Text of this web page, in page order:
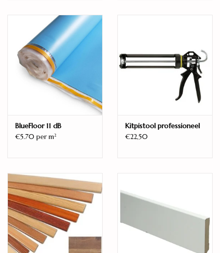
hoomline Laminaat Optima V4 - Nelson 885
Optima V4 is zeer fraai met zijn matte afwerking en natuurlijke
look. Deze vloer is geschikt voor licht normaal woongebruik. In
10 kleuren verkrijgbaar dus in vele interieurstijlen toepasbaar.
BlueFloor 11 dB
€5.70 per m2
Kitpistool professioneel
€22,50